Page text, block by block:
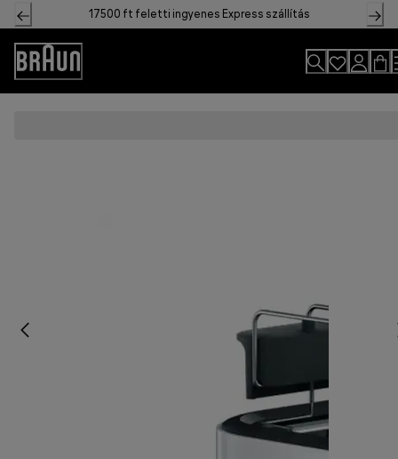
Skip
to
Content
17500 ft feletti ingyenes Express szállítás
Accessibility
Statement